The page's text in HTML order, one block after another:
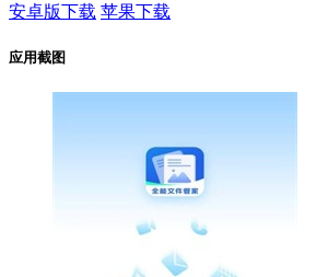
安卓版下载 苹果下载
应用截图